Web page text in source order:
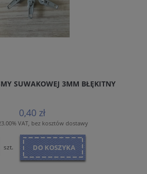
SUWAKOWEJ 3MM BŁĘKITNY
0,40 zł
VAT, bez kosztów dostawy
szt. DO KOSZYKA